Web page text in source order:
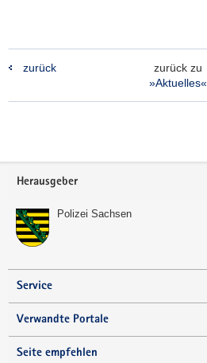
zurück
zurück zu
»Aktuelles«
Footer-
Herausgeber
Polizei Sachsen
Service
Verwandte Portale
Seite empfehlen